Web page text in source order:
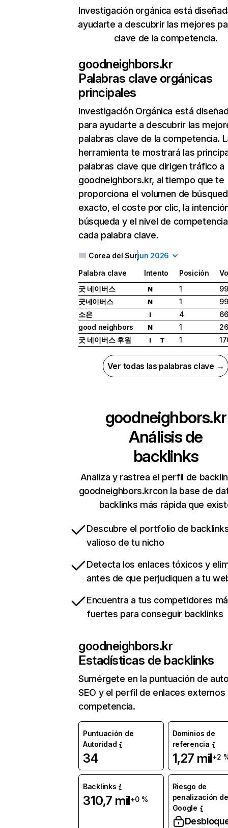
Investigación orgánica está
ayudarte a descubrir las mejores
clave de la competencia.
goodneighbors.kr
Palabras clave orgánicas
principales
Investigación Orgánica está
para ayudarte a descubrir las
palabras clave de la competencia.
herramienta te mostrará las
palabras clave que dirigen tráfico a
goodneighbors.kr, al tiempo que te
proporciona el volumen de
exacto, el coste por clic, la
búsqueda y el nivel de
cada palabra clave.
Corea del Surjun 2026
Palabra clave Intento Posición
굿 네이버스
N 1
굿네이버스
N 1
소은
I 4
good neighbors
N 1
굿 네이버스 후원
I T 1
Ver todas las palabras clave →
goodneighbors.kr
Análisis de
backlinks
Analiza y rastrea el perfil de
goodneighbors.krcon la base de
backlinks más rápida que
Descubre el portfolio de
valioso de tu nicho
Detecta los enlaces tóxicos y
antes de que perjudiquen a tu
Encuentra a tus competidores
fuertes para conseguir backlinks
goodneighbors.kr
Estadísticas de backlinks
Sumérgete en la puntuación de
SEO y el perfil de enlaces externos
competencia.
Puntuación de
Autoridad
34
Dominios de
referencia
1,27 mil+2
Backlinks
310,7 mil+0 %
Riesgo de
penalización de
Google